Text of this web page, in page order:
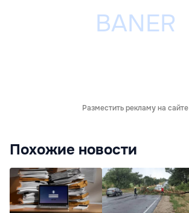
Разместить рекламу на сайте
Похожие новости